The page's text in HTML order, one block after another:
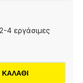
4 εργάσιμες